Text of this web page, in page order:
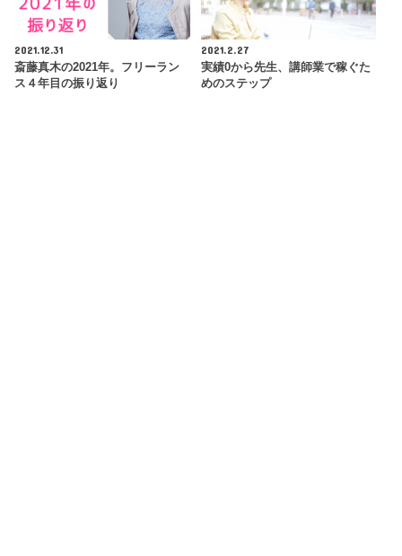
2021.12.31
斎藤真木の2021年。フリーラン
ス４年目の振り返り
2021.2.27
実績0から先生、講師業で稼ぐた
めのステップ